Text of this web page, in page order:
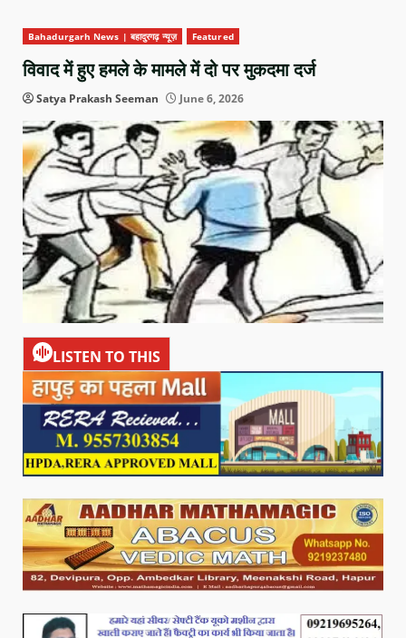
Bahadurgarh News | बहादुरगढ़ न्यूज़ Featured
विवाद में हुए हमले के मामले में दो पर मुकदमा दर्ज
Satya Prakash Seeman June 6, 2026
LISTEN TO THIS